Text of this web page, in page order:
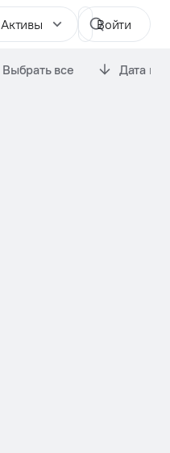
Активы Войти
Выбрать все Дата